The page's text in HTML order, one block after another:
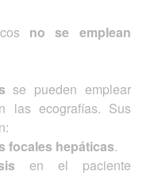
no se emplean
se pueden emplear
las ecografías. Sus
focales hepáticas.
en el paciente